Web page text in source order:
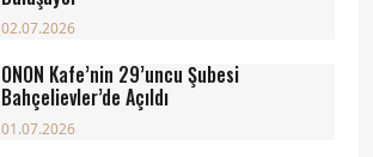
02.07.2026
ONON Kafe’nin 29’uncu Şubesi
Bahçelievler’de Açıldı
01.07.2026